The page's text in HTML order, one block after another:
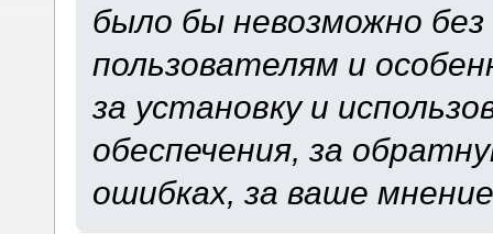
было бы невозможно
пользователям и
за установку и
обеспечения, за
ошибках, за ваше